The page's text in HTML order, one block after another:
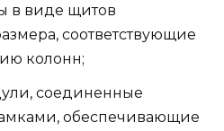
в виде щитов
соответствующие
колонн;
соединенные
обеспечивающие